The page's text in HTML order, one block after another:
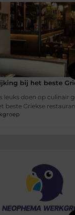
bij het beste
leuks doen op culinair
beste Griekse